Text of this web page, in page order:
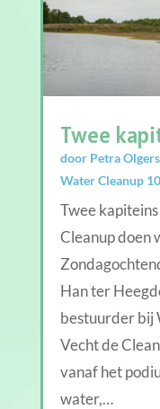
Twee
door Petra Olgers
Water Cleanup
Twee
Cleanup doen
Han ter
bestuurder bij
Vecht de
vanaf het
water,…